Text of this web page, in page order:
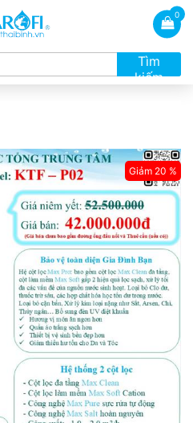
0
Tìm
kiếm
Giảm 20 %